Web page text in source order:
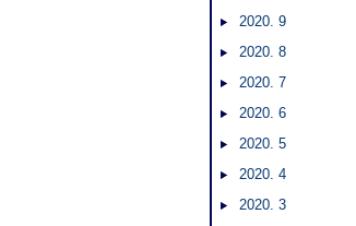
2020. 9
2020. 8
2020. 7
2020. 6
2020. 5
2020. 4
2020. 3